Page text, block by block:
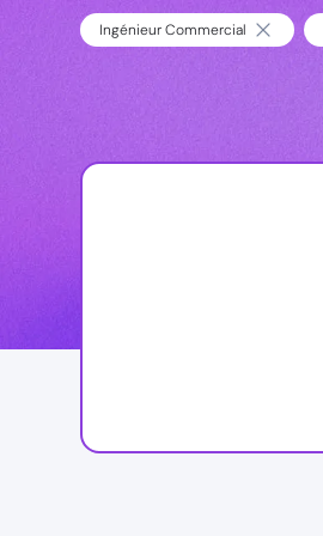
Ingénieur Commercial